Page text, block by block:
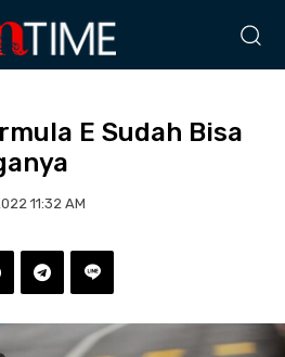
E Sudah Bisa
11:32 AM